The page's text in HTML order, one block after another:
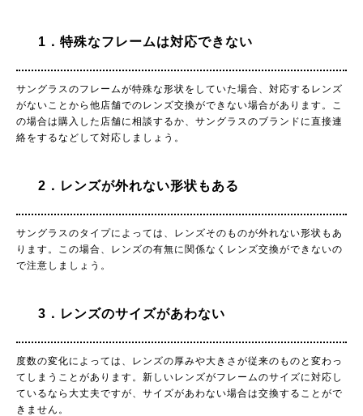
1．特殊なフレームは対応できない
サングラスのフレームが特殊な形状をしていた場合、対応するレンズ
がないことから他店舗でのレンズ交換ができない場合があります。こ
の場合は購入した店舗に相談するか、サングラスのブランドに直接連
絡をするなどして対応しましょう。
2．レンズが外れない形状もある
サングラスのタイプによっては、レンズそのものが外れない形状もあ
ります。この場合、レンズの有無に関係なくレンズ交換ができないの
で注意しましょう。
3．レンズのサイズがあわない
度数の変化によっては、レンズの厚みや大きさが従来のものと変わっ
てしまうことがあります。新しいレンズがフレームのサイズに対応し
ているなら大丈夫ですが、サイズがあわない場合は交換することがで
きません。